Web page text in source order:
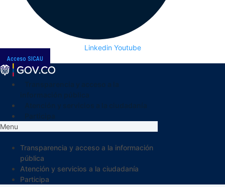
Linkedin Youtube
Acceso SICAU
Menu
Transparencia y acceso a la información
pública
Atención y servicios a la ciudadanía
Participa